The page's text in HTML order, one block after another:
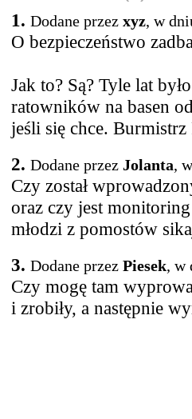
1. Dodane przez xyz, w
O bezpieczeństwo
Jak to? Są? Tyle lat
ratowników na basen
jeśli się chce. Burmistrz
2. Dodane przez Jolanta,
Czy został
oraz czy jest
młodzi z pomostów
3. Dodane przez Piesek, w
Czy mogę tam
i zrobiły, a następnie